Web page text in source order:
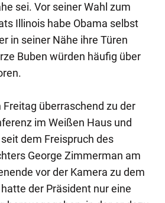
sei. Vor seiner Wahl zum
Illinois habe Obama selbst
in seiner Nähe ihre Türen
Buben würden häufig über
überraschend zu der
im Weißen Haus und
dem Freispruch des
George Zimmerman am
vor der Kamera zu dem
der Präsident nur eine